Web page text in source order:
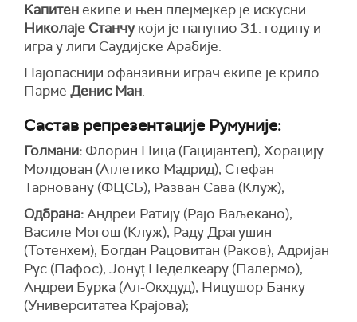
Капитен екипе и њен плејмејкер је искусни
Николаје Станчукоји је напунио 31. годину и
игра у лиги Саудијске Арабије.
Најопаснији офанзивни играч екипе је крило
Парме Денис Ман.
Састав репрезентације Румуније:
Голмани: Флорин Ница (Гацијантеп), Хорацију
Молдован (Атлетико Мадрид), Стефан
Тарновану (ФЦСБ), Разван Сава (Клуж);
Одбрана:Андреи Ратију (Рајо Ваљекано),
Василе Могош (Клуж), Раду Драгушин
(Тотенхем), Богдан Рацовитан (Раков), Адријан
Рус (Пафос), Јонуț Неделкеару (Палермо),
Андреи Бурка (Ал-Окхдуд), Ницушор Банку
(Университатеа Крајова);